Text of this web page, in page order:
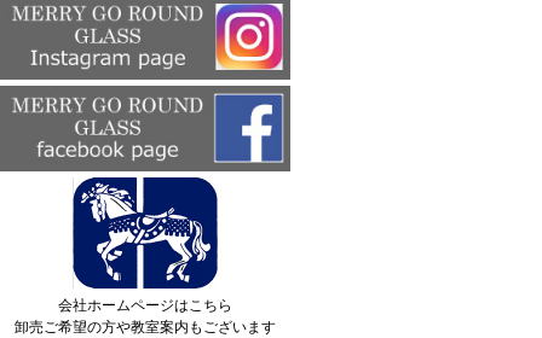
会社ホームページはこちら
卸売ご希望の方や教室案内もございます